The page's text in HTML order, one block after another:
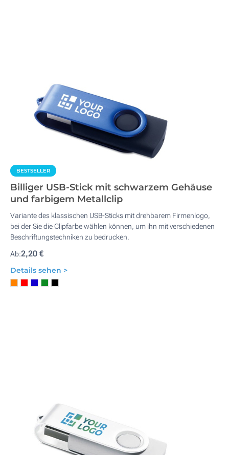
BESTSELLER
Billiger USB-Stick mit schwarzem Gehäuse
und farbigem Metallclip
Variante des klassischen USB-Sticks mit drehbarem Firmenlogo,
bei der Sie die Clipfarbe wählen können, um ihn mit verschiedenen
Beschriftungstechniken zu bedrucken.
Ab:2,20 €
Details sehen >